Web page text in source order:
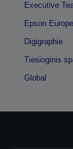
Executive
Epson
Digigraphie
Tiesioginis
Global